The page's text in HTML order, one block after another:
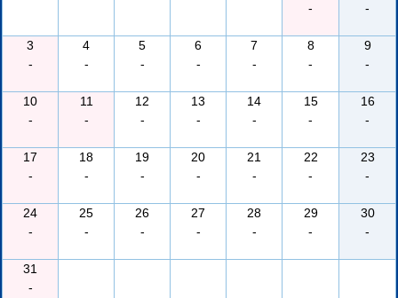
-
-
3
-
4
-
5
-
6
-
7
-
8
-
9
-
10
-
11
-
12
-
13
-
14
-
15
-
16
-
17
-
18
-
19
-
20
-
21
-
22
-
23
-
24
-
25
-
26
-
27
-
28
-
29
-
30
-
31
-